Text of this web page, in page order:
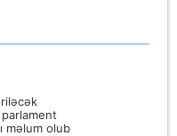
məlum olub